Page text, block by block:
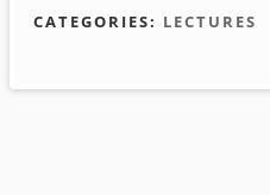
CATEGORIES: LECTURES